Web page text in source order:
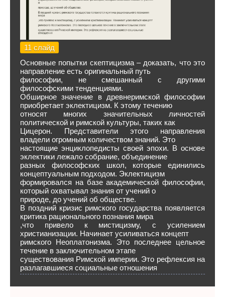
11 слайд
Основные попытки скептицизма – доказать, что это
направление есть оригинальный путь
философии, не смешанный с другими
философскими тенденциями.
Обширное значение в древнеримской философии
приобретает эклектицизм. К этому течению
относят многих значительных личностей
политической и римской культуры, таких как
Цицерон. Представители этого направления
владели огромным количеством знаний. Это
настоящие энциклопедисты своей эпохи. В основе
эклектики лежало собрание, объединение
разных философских школ, которые единились
концептуальным подходом. Эклектицизм
формировался на базе академической философии,
который охватывал знания от учений о
природе, до учений об обществе.
В поздний кризис римского государства появляется
критика рационального познания мира
,что привело к мистицизму, с усилением
христианизации. Начинает усиливаться концепт
римского Неоплатонизма. Это последнее цельное
течение в заключительном этапе
существования Римской империи. Это рефлексия на
разлагавшиеся социальные отношения